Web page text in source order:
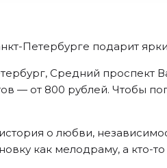
Петербурге подарит
Средний проспект
— от 800 рублей. Чтобы
о любви,
как мелодраму, а